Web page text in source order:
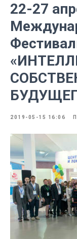
22-27
2019-05-15 16:06